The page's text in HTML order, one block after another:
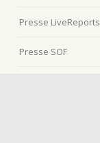
Presse LiveReports
Presse SOF